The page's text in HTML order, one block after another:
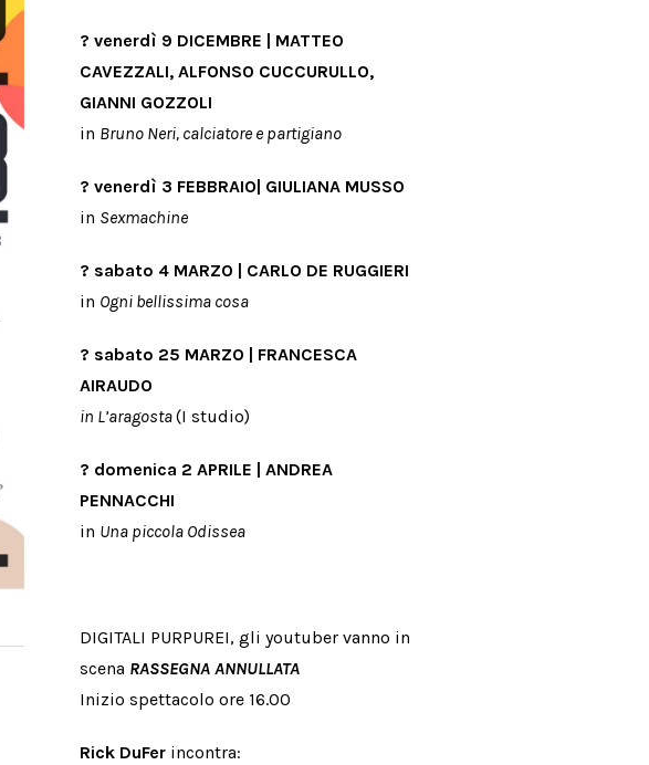
? venerdì 9 DICEMBRE | MATTEO
CAVEZZALI, ALFONSO CUCCURULLO,
GIANNI GOZZOLI
in Bruno Neri, calciatore e partigiano
? venerdì 3 FEBBRAIO| GIULIANA MUSSO
in Sexmachine
? sabato 4 MARZO | CARLO DE RUGGIERI
in Ogni bellissima cosa
? sabato 25 MARZO | FRANCESCA
AIRAUDO
in L’aragosta(I studio)
? domenica 2 APRILE | ANDREA
PENNACCHI
in Una piccola Odissea
DIGITALI PURPUREI, gli youtuber vanno in
scena RASSEGNA ANNULLATA
Inizio spettacolo ore 16.00
Rick DuFerincontra: